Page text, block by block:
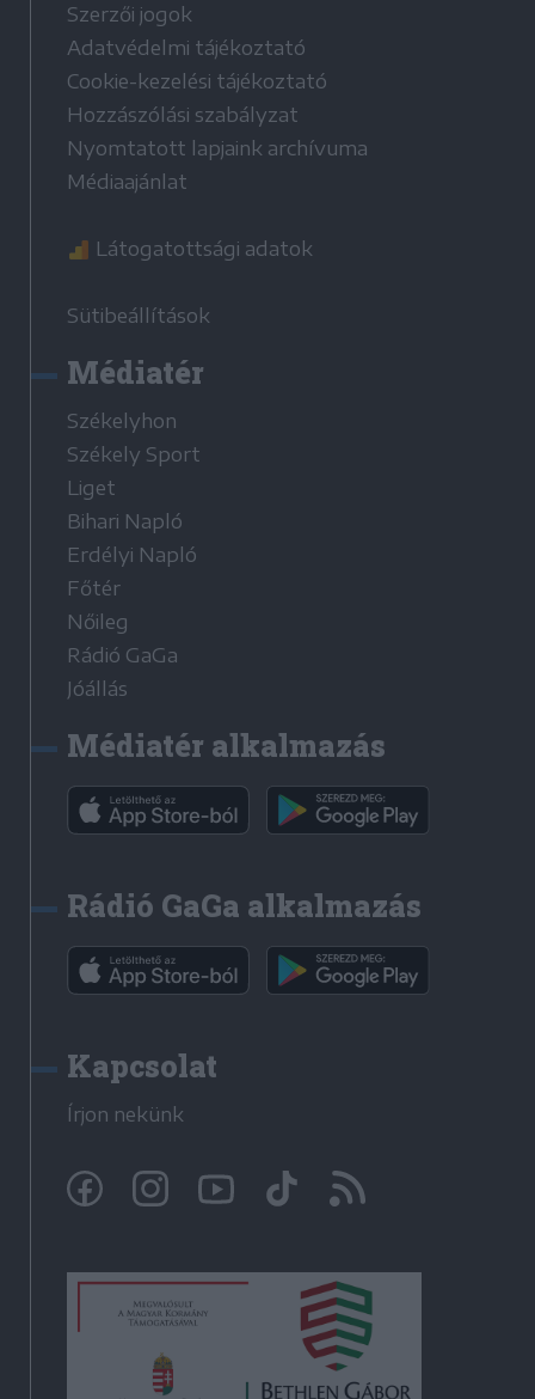
Szerzői jogok
Adatvédelmi tájékoztató
Cookie-kezelési tájékoztató
Hozzászólási szabályzat
Nyomtatott lapjaink archívuma
Médiaajánlat
Látogatottsági adatok
Sütibeállítások
Médiatér
Székelyhon
Székely Sport
Liget
Bihari Napló
Erdélyi Napló
Főtér
Nőileg
Rádió GaGa
Jóállás
Médiatér alkalmazás
Rádió GaGa alkalmazás
Kapcsolat
Írjon nekünk